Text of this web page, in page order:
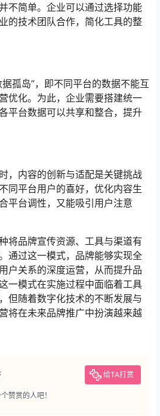
不简单。企业可以通过选择功能
的技术团队合作，简化工具的整
孤岛”，即不同平台的数据不能互
优化。为此，企业需要搭建统一
平台数据可以共享和整合，提升
，内容的创新与适配是关键挑战
同平台用户的喜好，优化内容生
平台调性，又能吸引用户注意
将品牌宣传资源、工具与渠道有
通过这一模式，品牌能够实现全
户关系的深度运营，从而提升品
一模式在实施过程中面临着工具
但随着数字化技术的不断发展与
将在未来品牌推广中扮演越来越
给TA打赏
赞赏的人吧！